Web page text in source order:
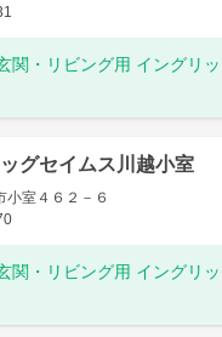
関・リビング用 イングリ
グセイムス川越小室
小室４６２－６
関・リビング用 イングリ